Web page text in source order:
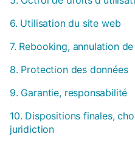
6. Utilisation du site web
7. Rebooking, annulation
8. Protection des données
9. Garantie, responsabilité
10. Dispositions finales,
juridiction